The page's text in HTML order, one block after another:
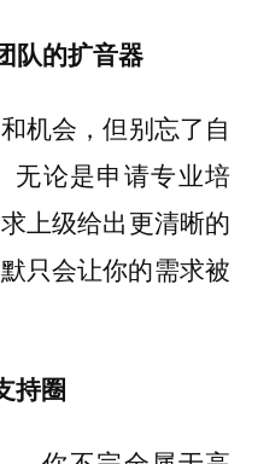
队的扩音器
机会，但别忘了自
无论是申请专业培
上级给出更清晰的
只会让你的需求被
持圈